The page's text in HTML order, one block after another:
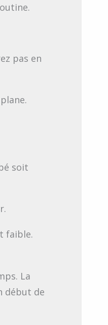
pas en
soit
faible.
La
début de